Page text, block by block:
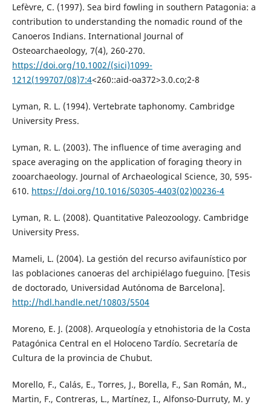
Lefèvre, C. (1997). Sea bird fowling in southern Patagonia: a
contribution to understanding the nomadic round of the
Canoeros Indians. International Journal of
Osteoarchaeology, 7(4), 260-270.
https://doi.org/10.1002/(sici)1099-
1212(199707/08)7:4<260::aid-oa372>3.0.co;2-8
Lyman, R. L. (1994). Vertebrate taphonomy. Cambridge
University Press.
Lyman, R. L. (2003). The influence of time averaging and
space averaging on the application of foraging theory in
zooarchaeology. Journal of Archaeological Science, 30, 595-
610. https://doi.org/10.1016/S0305-4403(02)00236-4
Lyman, R. L. (2008). Quantitative Paleozoology. Cambridge
University Press.
Mameli, L. (2004). La gestión del recurso avifaunístico por
las poblaciones canoeras del archipiélago fueguino. [Tesis
de doctorado, Universidad Autónoma de Barcelona].
http://hdl.handle.net/10803/5504
Moreno, E. J. (2008). Arqueología y etnohistoria de la Costa
Patagónica Central en el Holoceno Tardío. Secretaría de
Cultura de la provincia de Chubut.
Morello, F., Calás, E., Torres, J., Borella, F., San Román, M.,
Martin, F., Contreras, L., Martínez, I., Alfonso-Durruty, M. y